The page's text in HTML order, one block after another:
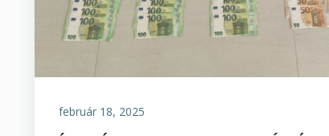
február 18, 2025